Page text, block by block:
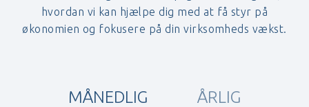
hvordan vi kan hjælpe dig med at få styr på
økonomien og fokusere på din virksomheds vækst.
MÅNEDLIG ÅRLIG